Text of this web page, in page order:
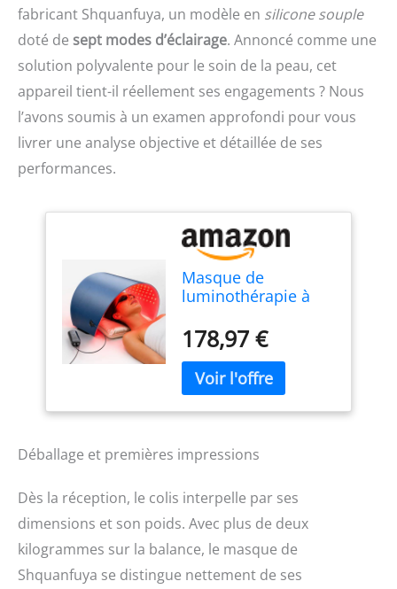
fabricant Shquanfuya, un modèle en silicone souple
doté de sept modes d’éclairage. Annoncé comme une
solution polyvalente pour le soin de la peau, cet
appareil tient-il réellement ses engagements ? Nous
l’avons soumis à un examen approfondi pour vous
livrer une analyse objective et détaillée de ses
performances.
Masque de
luminothérapie à
Photon à LED -
Soins de la peau du
visage - Silicone
souple - 7 modes
d'éclairage
Rouge bleu jaune -
Thérapie par
178,97 €
Déballage et premières impressions
Dès la réception, le colis interpelle par ses
dimensions et son poids. Avec plus de deux
kilogrammes sur la balance, le masque de
Shquanfuya se distingue nettement de ses